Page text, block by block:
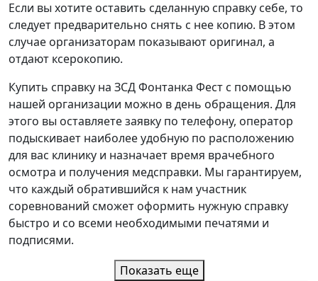
Если вы хотите оставить сделанную справку себе, то
следует предварительно снять с нее копию. В этом
случае организаторам показывают оригинал, а
отдают ксерокопию.
Купить справку на ЗСД Фонтанка Фест с помощью
нашей организации можно в день обращения. Для
этого вы оставляете заявку по телефону, оператор
подыскивает наиболее удобную по расположению
для вас клинику и назначает время врачебного
осмотра и получения медсправки. Мы гарантируем,
что каждый обратившийся к нам участник
соревнований сможет оформить нужную справку
быстро и со всеми необходимыми печатями и
подписями.
Показать еще